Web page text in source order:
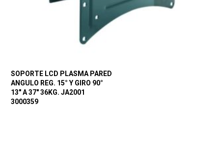
SOPORTE LCD PLASMA PARED
ANGULO REG. 15° Y GIRO 90°
13″ A 37″ 36KG. JA2001
3000359